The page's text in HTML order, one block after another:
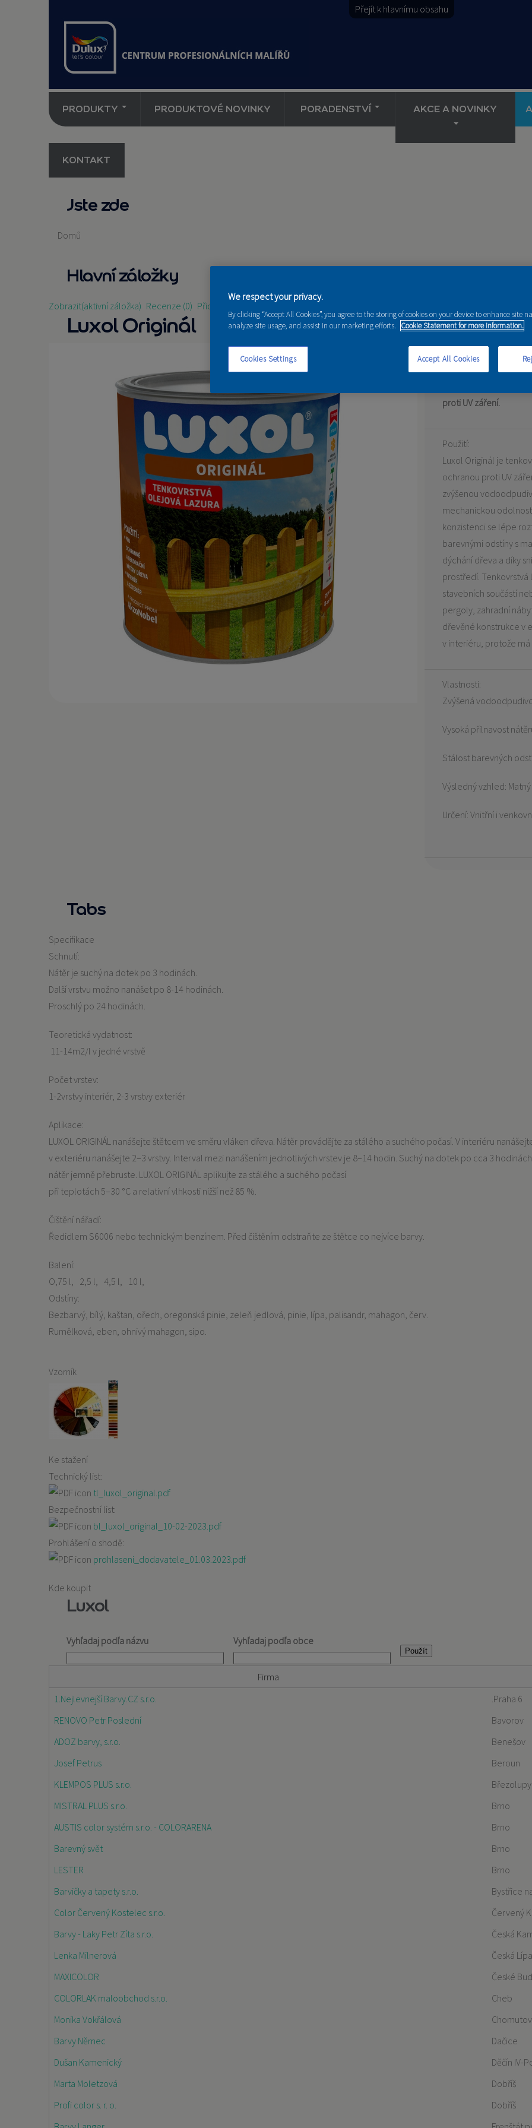
Přejít k hlavnímu obsahu
PRODUKTY PRODUKTOVÉ NOVINKY PORADENSTVÍ AKCE A NOVINKY
KONTAKT
Jste zde
Domů
Hlavní záložky
Zobrazit(aktivní záložka) Recenze (0) Přidat recenzi
Luxol Originál
Tenkovrstvá lazura -
Olejová tenkovrstvá
proti UV záření.
Použití:
Luxol Originál je
ochranou proti UV
zvýšenou
mechanickou
konzistenci se lépe
barevnými odstíny s
dýchání dřeva a díky
prostředí. Tenkovrstvá
stavebních součástí
pergoly, zahradní
dřevěné konstrukce v
v interiéru, protože
Vlastnosti:
Zvýšená
Vysoká přilnavost
Stálost barevných
Výsledný vzhled: Matný
Určení: Vnitřní i
Tabs
Specifikace
Schnutí:
Nátěr je suchý na dotek po 3 hodinách.
Další vrstvu možno nanášet po 8-14 hodinách.
Proschlý po 24 hodinách.
Teoretická vydatnost:
11-14m2/l v jedné vrstvě
Počet vrstev:
1-2vrstvy interiér, 2-3 vrstvy exteriér
Aplikace:
LUXOL ORIGINÁL nanášejte štětcem ve směru vláken dřeva. Nátěr provádějte za stálého a suchého počasí. V interiéru
v exteriéru nanášejte 2–3 vrstvy. Interval mezi nanášením jednotlivých vrstev je 8–14 hodin. Suchý na dotek po cca 3
nátěr jemně přebruste. LUXOL ORIGINÁL aplikujte za stálého a suchého počasí
při teplotách 5–30 °C a relativní vlhkosti nižší než 85 %.
Čištění nářadí:
Ředidlem S6006 nebo technickým benzínem. Před čištěním odstraňte ze štětce co nejvíce barvy.
Balení:
O,75 l
2,5 l 4,5 l
10 l
Odstíny:
Bezbarvý, bílý, kaštan, ořech, oregonská pinie, zeleň jedlová, pinie, lípa, palisandr, mahagon, červ.
Rumělková, eben, ohnivý mahagon, sipo.
Vzorník
Ke stažení
Technický list:
tl_luxol_original.pdf
Bezpečnostní list:
bl_luxol_original_10-02-2023.pdf
Prohlášení o shodě:
prohlaseni_dodavatele_01.03.2023.pdf
Kde koupit
Luxol
Vyhľadaj podľa názvu Vyhľadaj podľa obce
Firma
1.Nejlevnejší Barvy.CZ s.r.o.
.Praha 6
RENOVO Petr Poslední
Bavorov
ADOZ barvy, s.r.o.
Benešov
Josef Petrus
Beroun
KLEMPOS PLUS s.r.o.
Březolupy
MISTRAL PLUS s.r.o.
Brno
AUSTIS color systém s.r.o. - COLORARENA
Brno
Barevný svět
Brno
LESTER
Brno
Barvičky a tapety s.r.o.
Bystřice
Color Červený Kostelec s.r.o.
Červený
Barvy - Laky Petr Zíta s.r.o.
Česká
Lenka Milnerová
Česká Lípa
MAXICOLOR
České
COLORLAK maloobchod s.r.o.
Cheb
Monika Vokřálová
Chomutov
Barvy Němec
Dačice
Dušan Kamenický
Děčín IV-
Marta Moletzová
Dobříš
Profi color s. r. o.
Dobříš
We respect your privacy.
By clicking “Accept All Cookies”, you agree to the storing of cookies on your device to enhance site
analyze site usage, and assist in our marketing efforts. Cookie Statement for more information.
Cookies Settings Accept All Cookies